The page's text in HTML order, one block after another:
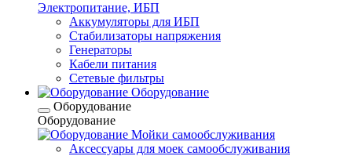
Электропитание, ИБП
Аккумуляторы для ИБП
Стабилизаторы напряжения
Генераторы
Кабели питания
Сетевые фильтры
Оборудование
Оборудование
Оборудование
Мойки самообслуживания
Аксессуары для моек самообслуживания